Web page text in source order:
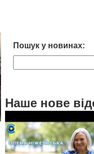
Пошук у новинах:
Наше нове